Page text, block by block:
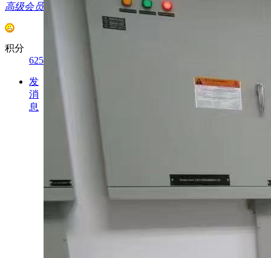
高级会员
积分
625
发
消
息